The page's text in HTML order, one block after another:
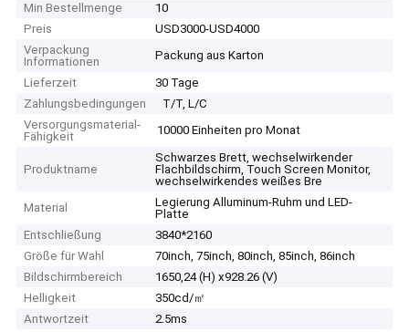
Min Bestellmenge
10
Preis
USD3000-USD4000
Verpackung
Informationen
Packung aus Karton
Lieferzeit
30 Tage
Zahlungsbedingungen
T/T, L/C
Versorgungsmaterial-
Fähigkeit
10000 Einheiten pro Monat
Produktname
Schwarzes Brett, wechselwirkender
Flachbildschirm, Touch Screen Monitor,
wechselwirkendes weißes Bre
Material
Legierung Alluminum-Ruhm und LED-
Platte
Entschließung
3840*2160
Größe für Wahl
70inch, 75inch, 80inch, 85inch, 86inch
Bildschirmbereich
1650,24 (H) x928.26 (V)
Helligkeit
350cd/㎡
Antwortzeit
2.5ms